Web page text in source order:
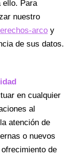
ello. Para
nuestro
arco y
de sus datos.
en cualquier
al
atención de
o nuevos
de